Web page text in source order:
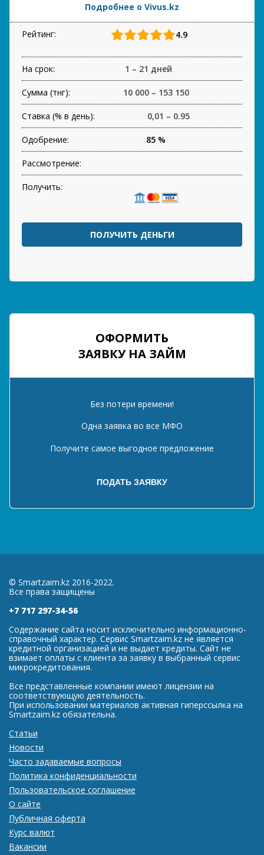
Подробнее о Vivus.kz
Рейтинг: 4.9
На срок: 1 – 21 дней
Сумма (тнг): 10 000 – 153 150
Ставка (% в день): 0,01 – 0.95
Одобрение: 85 %
Рассмотрение:
Получить:
ПОЛУЧИТЬ ДЕНЬГИ
ОФОРМИТЬ
ЗАЯВКУ НА ЗАЙМ
Без потери времени!
Одна заявка во все МФО
Получите самое выгодное предложение
© Smartzaim.kz 2016-2022.
Все права защищены
+7 717 297-34-56
Содержание сайта носит исключительно информационно-
справочный характер. Сервис Smartzaim.kz не является
кредитной организацией и не выдает кредиты. Сайт не
взимает оплаты с клиента за заявку в выбранный сервис
микрокредитования.
Все представленные компании имеют лицензии на
соответствующую деятельность.
При использовании материалов активная гиперссылка на
Smartzaim.kz обязательна.
Статьи
Новости
Часто задаваемые вопросы
Политика конфиденциальности
Пользовательское соглашение
О сайте
Публичная оферта
Курс валют
Вакансии